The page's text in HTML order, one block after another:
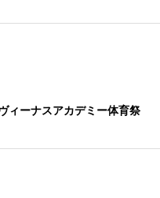
ィーナスアカデミー体育祭